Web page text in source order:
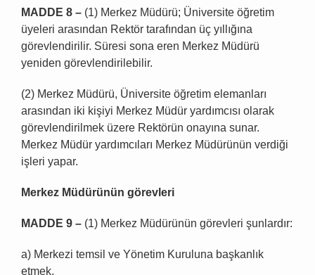
MADDE 8 – (1) Merkez Müdürü; Üniversite öğretim
üyeleri arasından Rektör tarafından üç yıllığına
görevlendirilir. Süresi sona eren Merkez Müdürü
yeniden görevlendirilebilir.
(2) Merkez Müdürü, Üniversite öğretim elemanları
arasından iki kişiyi Merkez Müdür yardımcısı olarak
görevlendirilmek üzere Rektörün onayına sunar.
Merkez Müdür yardımcıları Merkez Müdürünün verdiği
işleri yapar.
Merkez Müdürünün görevleri
MADDE 9 – (1) Merkez Müdürünün görevleri şunlardır:
a) Merkezi temsil ve Yönetim Kuruluna başkanlık
etmek.